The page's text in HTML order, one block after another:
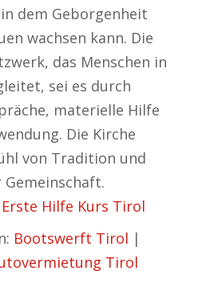
dem Geborgenheit
wachsen kann. Die
das Menschen in
sei es durch
materielle Hilfe
Die Kirche
von Tradition und
Erste Hilfe Kurs Tirol
Bootswerft Tirol |
Tirol